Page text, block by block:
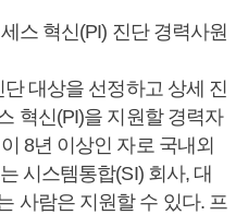
스 혁신(PI) 진단 경력사원
대상을 선정하고 상세 진
혁신(PI)을 지원할 경력자
8년 이상인 자로 국내외
시스템통합(SI) 회사, 대
사람은 지원할 수 있다. 프